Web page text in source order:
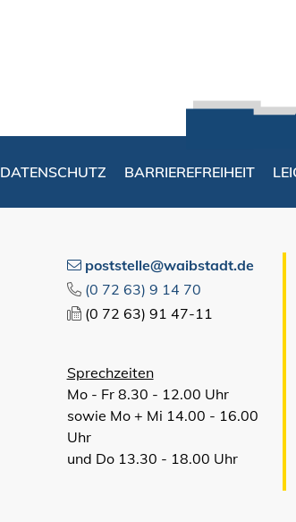
DATENSCHUTZ BARRIEREFREIHEIT
poststelle@waibstadt.de
(0 72 63) 9 14 70
(0 72 63) 91 47-11
Sprechzeiten
Mo - Fr 8.30 - 12.00 Uhr
sowie Mo + Mi 14.00 - 16.00
Uhr
und Do 13.30 - 18.00 Uhr